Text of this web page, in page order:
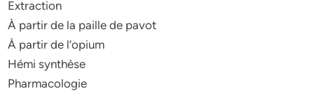
Extraction
À partir de la paille de pavot
À partir de l’opium
Hémi synthèse
Pharmacologie